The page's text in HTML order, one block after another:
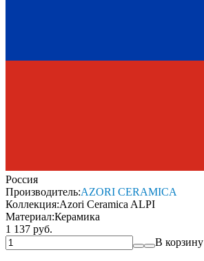
Россия
Производитель:AZORI CERAMICA
Коллекция:Azori Ceramica ALPI
Материал:Керамика
1 137 руб.
В корзину